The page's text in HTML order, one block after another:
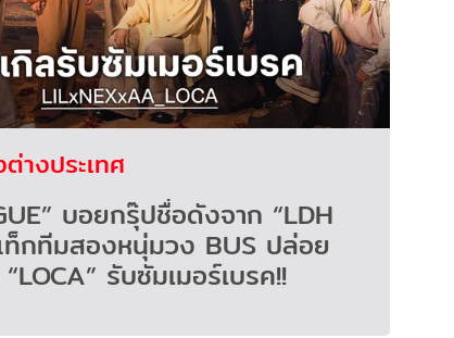
างประเทศ
บอยกรุ๊ปชื่อดังจาก “LDH
ท็กทีมสองหนุ่มวง BUS ปล่อย
รับซัมเมอร์เบรค!!